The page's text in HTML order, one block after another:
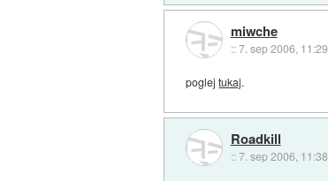
miwche
::7. sep 2006, 11:29
poglejtukaj.
Roadkill
::7. sep 2006, 11:38